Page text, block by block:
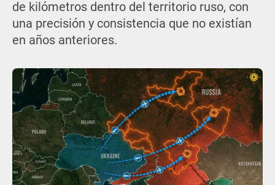
de kilómetros dentro del territorio ruso, con
una precisión y consistencia que no existían
en años anteriores.